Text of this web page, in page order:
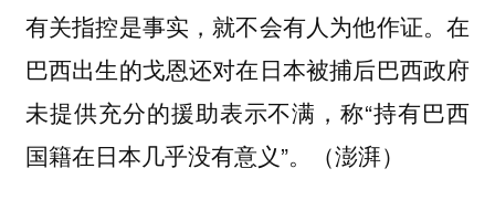
有关指控是事实，就不会有人为他作证。在
巴西出生的戈恩还对在日本被捕后巴西政府
未提供充分的援助表示不满，称“持有巴西
国籍在日本几乎没有意义”。（澎湃）